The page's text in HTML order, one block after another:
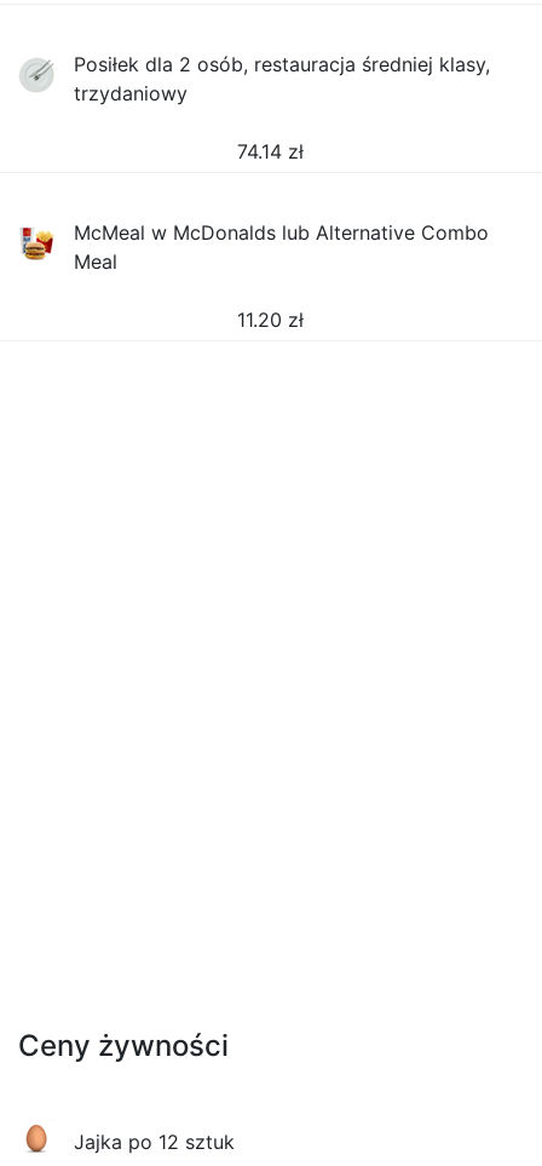
Posiłek dla 2 osób, restauracja średniej klasy,
trzydaniowy
74.14 zł
McMeal w McDonalds lub Alternative Combo
Meal
11.20 zł
Ceny żywności
Jajka po 12 sztuk